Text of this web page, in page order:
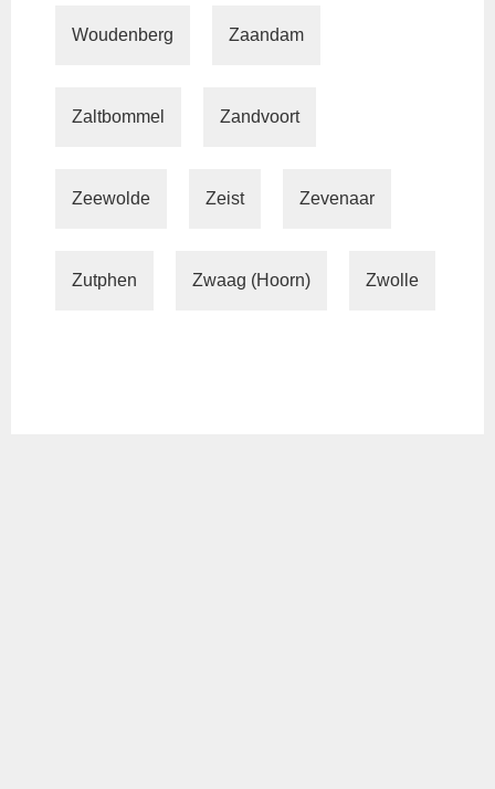
Woudenberg Zaandam
Zaltbommel Zandvoort
Zeewolde Zeist Zevenaar
Zutphen Zwaag (Hoorn) Zwolle